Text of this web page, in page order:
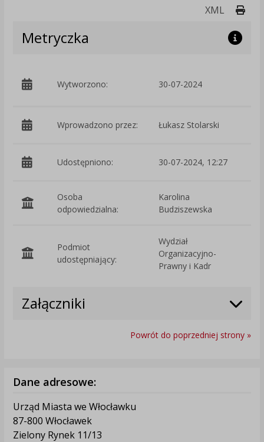
XML
Metryczka
Wytworzono: 30-07-2024
Wprowadzono przez: Łukasz Stolarski
Udostępniono: 30-07-2024, 12:27
Osoba
odpowiedzialna:
Karolina
Budziszewska
Podmiot
udostępniający:
Wydział
Organizacyjno-
Prawny i Kadr
Załączniki
Powrót do poprzedniej strony »
Dane adresowe:
Urząd Miasta we Włocławku
87-800 Włocławek
Zielony Rynek 11/13